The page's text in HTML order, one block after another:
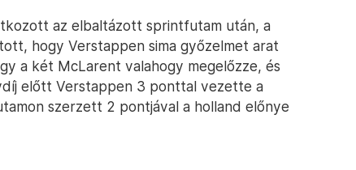
az elbaltázott sprintfutam után, a
hogy Verstappen sima győzelmet arat
a két McLarent valahogy megelőzze, és
előtt Verstappen 3 ponttal vezette a
szerzett 2 pontjával a holland előnye